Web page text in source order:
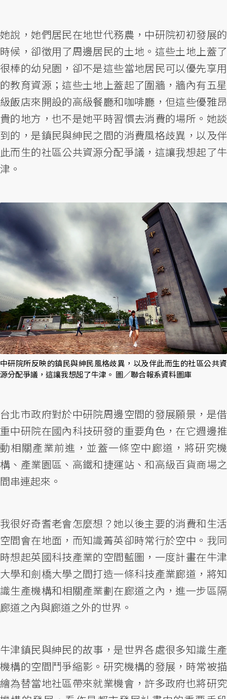
她說，她們居民在地世代務農，中研院初初發展的
時候，卻徵用了周邊居民的土地。這些土地上蓋了
很棒的幼兒園，卻不是這些當地居民可以優先享用
的教育資源；這些土地上蓋起了圍牆，牆內有五星
級飯店來開設的高級餐廳和咖啡廳，但這些優雅昂
貴的地方，也不是她平時習慣去消費的場所。她談
到的，是鎮民與紳民之間的消費風格歧異，以及伴
此而生的社區公共資源分配爭議，這讓我想起了牛
津。
中研院所反映的鎮民與紳民風格歧異，以及伴此而生的社區公共資
源分配爭議，這讓我想起了牛津。 圖／聯合報系資料圖庫
台北市政府對於中研院周邊空間的發展願景，是借
重中研院在國內科技研發的重要角色，在它週邊推
動相關產業前進，並蓋一條空中廊道，將研究機
構、產業園區、高鐵和捷運站、和高級百貨商場之
間串連起來。
我很好奇耆老會怎麼想？她以後主要的消費和生活
空間會在地面，而知識菁英卻時常行於空中。我同
時想起英國科技產業的空間藍圖，一度計畫在牛津
大學和劍橋大學之間打造一條科技產業廊道，將知
識生產機構和相關產業劃在廊道之內，進一步區隔
廊道之內與廊道之外的世界。
牛津鎮民與紳民的故事，是世界各處很多知識生產
機構的空間鬥爭縮影。研究機構的發展，時常被描
繪為替當地社區帶來就業機會，許多政府也將研究